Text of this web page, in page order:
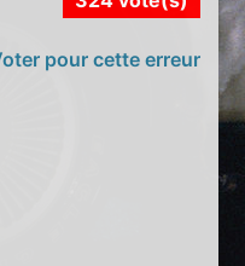
pour cette erreur